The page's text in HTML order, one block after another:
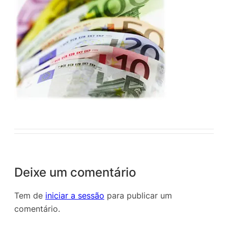
Deixe um comentário
Tem de iniciar a sessão para publicar um
comentário.